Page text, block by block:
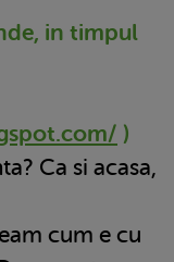
in timpul
)
Ca si acasa,
cum e cu